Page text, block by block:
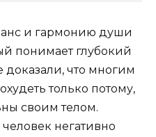
и гармонию души
понимает глубокий
доказали, что многим
только потому,
своим телом.
негативно